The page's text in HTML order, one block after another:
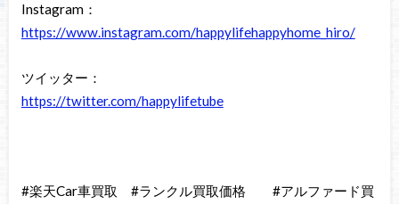
Instagram：
https://www.instagram.com/happylifehappyhome_hiro/
ツイッター：
https://twitter.com/happylifetube
#楽天Car車買取 #ランクル買取価格 #アルファード買